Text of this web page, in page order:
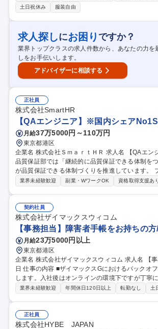
す。■対象者抽出：一次健診結果から対象者をリ
枠の確保・日程調整や質問回答（※医療機関との
行政提出書類の修正依頼■他部門連携：提携医療機関や社内医療チ
タ入力事務】DMMのヘルスケア事業/土日祝休/正社
土日祝休み
服装自由
求人探しにお困り ですか？
業界トップクラスの求人件数から、あなたの力を
しをお手伝いします。
アドバイザーに相談する
正社員
株式会社SmartHR
【QAエンジニア】※国内シェア
月給37万5000円～110万円
東京都港区
企業名 株式会社ＳｍａｒｔＨＲ 求人名 【QAエンジニア】※国内シェアNo1SaaS／フルリモート可 仕事の内容
品質保証部では「継続的に品質保証できる体制を
が品質保証できる体制づくりを推進しています。 プロダクト開発チームの状況に応じて以下のようなアプローチ
を行っています。 ■開発チームに参画しプロダク
業界未経験歓迎 副業・WワークOK 資格取得支援あ
契約社員
株式会社ザイマックスウィコム
【事務担当】障害者手帳をお持ちの
月給23万5000円以上
東京都港区
企業名 株式会社ザイマックスウィコム 求人名 【事務担当】障害者手帳をお持ちの方/完全在宅勤務/年間休日130
日 仕事の内容 ■ザイマックスGにおけるバックオフィス全般の事務業務から適性を顧慮しアシスタント業務お任せ
します。入社後はオンラインの環境下ですが丁寧
チャット での連絡と終了時には本日の行ったことの共有を行います。 ■具体的な業務内容 ・データ入力 ・チェッ
担当】障害者手帳をお持ちの方/完全在宅勤務/年間
業界未経験歓迎 年間休日120日以上 転勤なし 土
正社員
株式会社HYBE JAPAN